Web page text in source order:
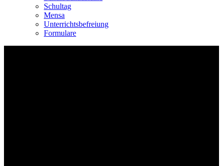
Schultag
Mensa
Unterrichtsbefreiung
Formulare